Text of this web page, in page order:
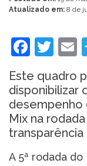
Atualizado em: 8 de
Este quadro
disponibilizar
desempenho
Mix na
A 5ª rodada